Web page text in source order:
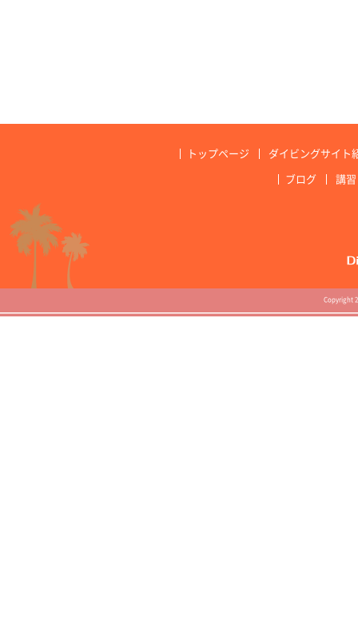
トップページ ダイビングサイト
ブログ 講
Copyright